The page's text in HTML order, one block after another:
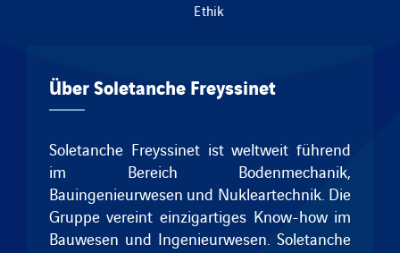
Ethik
Über Soletanche Freyssinet
Soletanche Freyssinet ist weltweit führend
im Bereich Bodenmechanik,
Bauingenieurwesen und Nukleartechnik. Die
Gruppe vereint einzigartiges Know-how im
Bauwesen und Ingenieurwesen. Soletanche